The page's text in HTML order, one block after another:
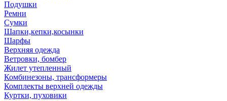
Подушки
Ремни
Сумки
Шапки,кепки,косынки
Шарфы
Верхняя одежда
Ветровки, бомбер
Жилет утепленный
Комбинезоны, трансформеры
Комплекты верхней одежды
Куртки, пуховики